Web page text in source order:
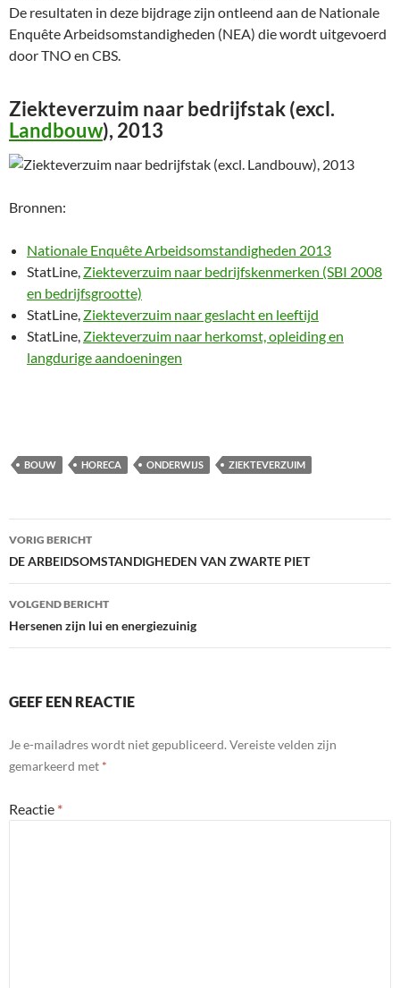
De resultaten in deze bijdrage zijn ontleend aan de Nationale
Enquête Arbeidsomstandigheden (NEA) die wordt uitgevoerd
door TNO en CBS.
Ziekteverzuim naar bedrijfstak (excl.
Landbouw), 2013
Bronnen:
Nationale Enquête Arbeidsomstandigheden 2013
StatLine, Ziekteverzuim naar bedrijfskenmerken (SBI 2008
en bedrijfsgrootte)
StatLine, Ziekteverzuim naar geslacht en leeftijd
StatLine, Ziekteverzuim naar herkomst, opleiding en
langdurige aandoeningen
BOUW HORECA ONDERWIJS ZIEKTEVERZUIM
Bericht
navigatie
VORIG BERICHT
DE ARBEIDSOMSTANDIGHEDEN VAN ZWARTE PIET
VOLGEND BERICHT
Hersenen zijn lui en energiezuinig
GEEF EEN REACTIE
Je e-mailadres wordt niet gepubliceerd. Vereiste velden zijn
gemarkeerd met *
Reactie *